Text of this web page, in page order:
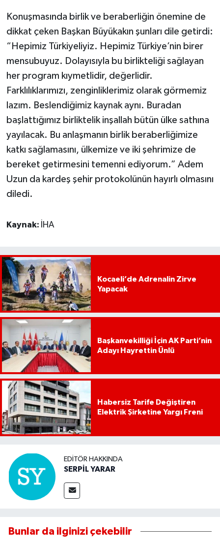
Konuşmasında birlik ve beraberliğin önemine de
dikkat çeken Başkan Büyükakın şunları dile getirdi:
“Hepimiz Türkiyeliyiz. Hepimiz Türkiye’nin birer
mensubuyuz. Dolayısıyla bu birlikteliği sağlayan
her program kıymetlidir, değerlidir.
Farklılıklarımızı, zenginliklerimiz olarak görmemiz
lazım. Beslendiğimiz kaynak aynı. Buradan
başlattığımız birliktelik inşallah bütün ülke sathına
yayılacak. Bu anlaşmanın birlik beraberliğimize
katkı sağlamasını, ülkemize ve iki şehrimize de
bereket getirmesini temenni ediyorum.” Adem
Uzun da kardeş şehir protokolünün hayırlı olmasını
diledi.
Kaynak: İHA
Kocaeli’de Adrenalin Zirve
Yapacak
Başkanvekilliği İçin AK Parti’nin
Adayı Hayrettin Ünlü
Habersiz Tarife Değiştiren
Elektrik Şirketine Yargı Freni
EDITÖR HAKKINDA
SERPİL YARAR
Bunlar da ilginizi çekebilir